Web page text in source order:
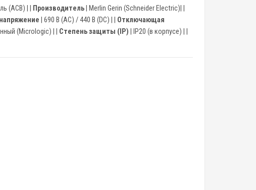
(ACB) | | Производитель | Merlin Gerin (Schneider Electric)| |
| 690 В (AC) / 440 В (DC) | | Отключающая
(Micrologic) | | Степень защиты (IP) | IP20 (в корпусе) | |